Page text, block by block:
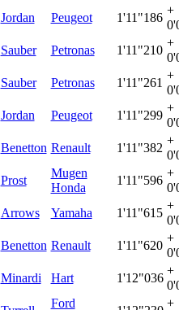
Jordan Peugeot 1'11"186
+
Sauber Petronas 1'11"210
+
Sauber Petronas 1'11"261
+
Jordan Peugeot 1'11"299
+
Benetton Renault 1'11"382
+
Prost
Mugen
Honda
1'11"596
+
Arrows Yamaha 1'11"615
+
Benetton Renault 1'11"620
+
Minardi Hart 1'12"036
+
Ford
+